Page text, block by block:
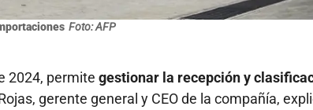
Foto: AFP
2024, permite gestionar la recepción y
gerente general y CEO de la compañía,